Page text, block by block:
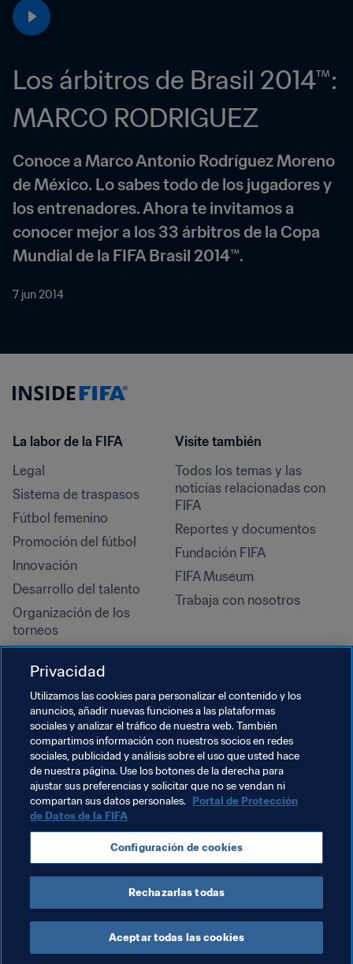
Los árbitros de Brasil 2014™:
MARCO RODRIGUEZ
Conoce a Marco Antonio Rodríguez Moreno
de México. Lo sabes todo de los jugadores y
los entrenadores. Ahora te invitamos a
conocer mejor a los 33 árbitros de la Copa
Mundial de la FIFA Brasil 2014™.
7 jun 2014
La labor de la FIFA
Legal
Sistema de traspasos
Fútbol femenino
Promoción del fútbol
Innovación
Desarrollo del talento
Organización de los
torneos
Derechos humanos y lucha
contra la discriminación
Salud y atención médica
Iniciativas educativas
Visite también
Todos los temas y las
noticias relacionadas con
FIFA
Reportes y documentos
Fundación FIFA
FIFA Museum
Trabaja con nosotros
TÉRMINOS DE SERVICIO
PORTAL DE PROTECCIÓN DE DATOS DE LA FIFA
DESCÁRGALO
CONFIGURACIÓN DE COOKIES
Copyright © 1994 - 2025 FIFA. Reservados todos los derechos.
Cookie Settings
Privacidad
Utilizamos las cookies para personalizar el contenido y los
anuncios, añadir nuevas funciones a las plataformas
sociales y analizar el tráfico de nuestra web. También
compartimos información con nuestros socios en redes
sociales, publicidad y análisis sobre el uso que usted hace
de nuestra página. Use los botones de la derecha para
ajustar sus preferencias y solicitar que no se vendan ni
compartan sus datos personales. Portal de Protección
de Datos de la FIFA
Configuración de cookies
Rechazarlas todas
Aceptar todas las cookies